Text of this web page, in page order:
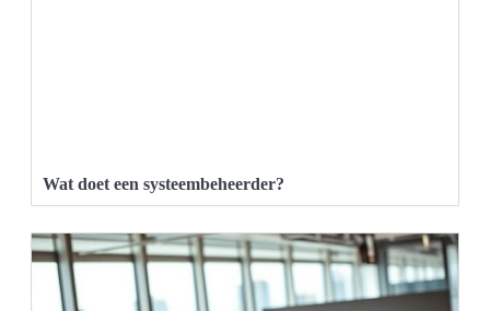
Wat doet een systeembeheerder?